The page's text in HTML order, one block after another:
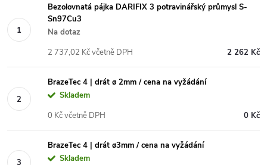
Bezolovnatá pájka DARIFIX 3 potravinářský průmysl S-
Sn97Cu3
Na dotaz
2 262 Kč
2 737,02 Kč včetně DPH
BrazeTec 4 | drát ø 2mm / cena na vyžádání
Skladem
0 Kč
0 Kč včetně DPH
BrazeTec 4 | drát ø3mm / cena na vyžádání
Skladem